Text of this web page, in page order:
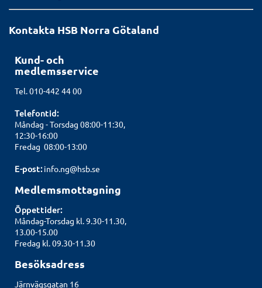
Kontakta HSB Norra Götaland
Kund- och
medlemsservice
Tel. 010-442 44 00
Telefontid:
Måndag - Torsdag 08:00-11:30,
12:30-16:00
Fredag 08:00-13:00
E-post: info.ng@hsb.se
Medlemsmottagning
Öppettider:
Måndag-Torsdag kl. 9.30-11.30,
13.00-15.00
Fredag kl. 09.30-11.30
Besöksadress
Järnvägsgatan 16